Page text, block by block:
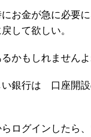
お金が急に必要
して欲しい。
かもしれませんよ
い銀行は 口座開
ログインしたら